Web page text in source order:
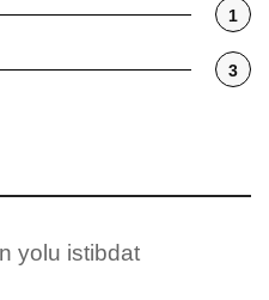
1
3
yolu istibdat